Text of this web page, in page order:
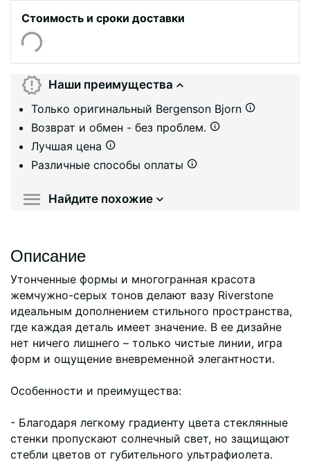
Стоимость и сроки доставки
Наши преимущества
Только оригинальный Bergenson Bjorn
Возврат и обмен - без проблем.
Лучшая цена
Различные способы оплаты
Найдите похожие
Описание
Утонченные формы и многогранная красота
жемчужно-серых тонов делают вазу Riverstone
идеальным дополнением стильного пространства,
где каждая деталь имеет значение. В ее дизайне
нет ничего лишнего – только чистые линии, игра
форм и ощущение вневременной элегантности.
Особенности и преимущества:
- Благодаря легкому градиенту цвета стеклянные
стенки пропускают солнечный свет, но защищают
стебли цветов от губительного ультрафиолета.